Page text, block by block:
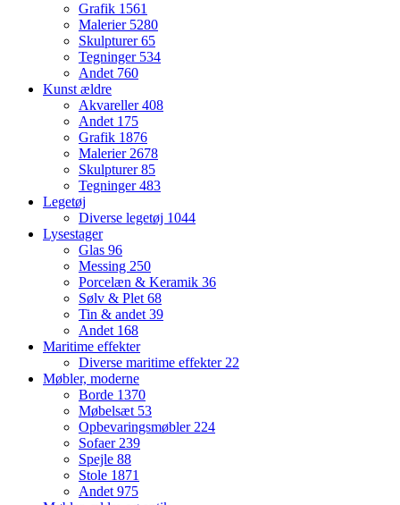
Grafik 1561
Malerier 5280
Skulpturer65
Tegninger 534
Andet 760
Kunst ældre
Akvareller408
Andet 175
Grafik 1876
Malerier2678
Skulpturer85
Tegninger483
Legetøj
Diverse legetøj 1044
Lysestager
Glas 96
Messing 250
Porcelæn & Keramik 36
Sølv & Plet68
Tin & andet39
Andet 168
Maritime effekter
Diverse maritime effekter22
Møbler, moderne
Borde 1370
Møbelsæt 53
Opbevaringsmøbler224
Sofaer239
Spejle 88
Stole 1871
Andet975